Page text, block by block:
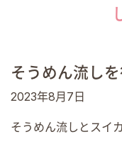
そうめん流しを
2023年8月7日
そうめん流しとスイ